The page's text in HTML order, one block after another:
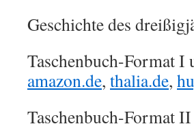
Geschichte des
Taschenbuch-Format I
amazon.de, thalia.de,
Taschenbuch-Format